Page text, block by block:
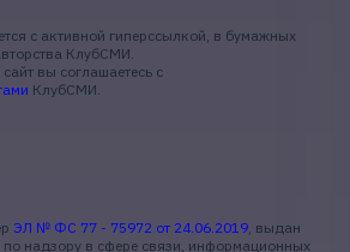
с активной гиперссылкой, в бумажных
КлубСМИ.
вы соглашаетесь с
КлубСМИ.
ЭЛ № ФС 77 - 75972 от 24.06.2019, выдан
надзору в сфере связи, информационных